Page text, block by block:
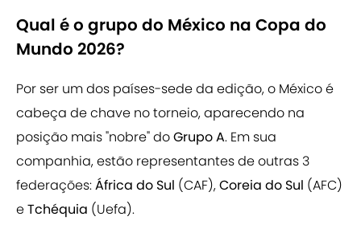
Qual é o grupo do México na Copa do
Mundo 2026?
Por ser um dos países-sede da edição, o México é
cabeça de chave no torneio, aparecendo na
posição mais "nobre" doGrupo A. Em sua
companhia, estão representantes de outras 3
federações:África do Sul (CAF),Coreia do Sul (AFC)
eTchéquia (Uefa).